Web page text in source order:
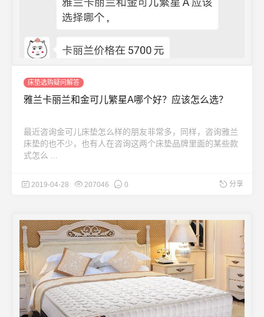
床垫选购疑问解答
雅兰卡丽兰和金可儿繁星A哪个好？应该怎么选？
最近咨询金可儿床垫怎么样的朋友非常多，同样，咨询雅兰
床垫的也不少，也有人在咨询这两个床垫品牌里面的某些款
式怎么 ...
2019-04-28 207046 0 分享